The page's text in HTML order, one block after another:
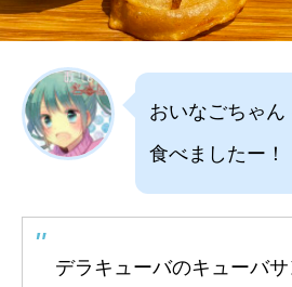
おいなごちゃん
食べましたー！
デラキューバのキューバサ